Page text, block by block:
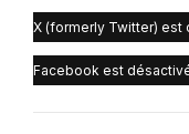
X (formerly Twitter) est
Facebook est